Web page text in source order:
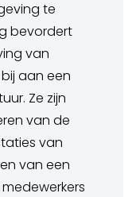
te
bevordert
van
aan een
Ze zijn
van de
van
van een